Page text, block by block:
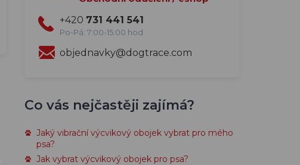
+420 731 441 541
Po-Pá: 7:00-15:00 hod
objednavky@dogtrace.com
Co vás nejčastěji zajímá?
Jaký vibrační výcvikový obojek vybrat pro mého
psa?
Jak vybrat výcvikový obojek pro psa?